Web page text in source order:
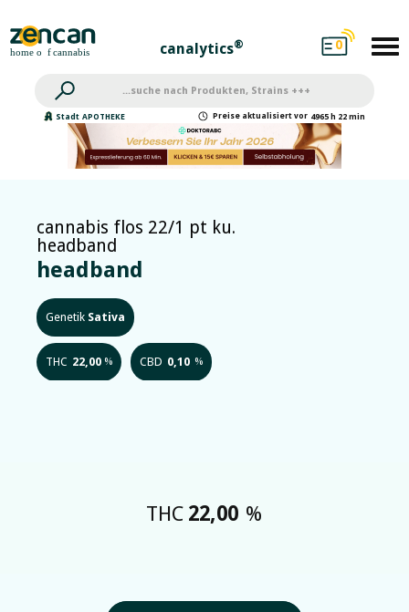
canalytics® 0
Stadt APOTHEKE Preise aktualisiert vor 4965 h 22 min
cannabis flos 22/1 pt ku.
headband
headband
Genetik Sativa
THC 22,00 % CBD 0,10 %
THC 22,00 %